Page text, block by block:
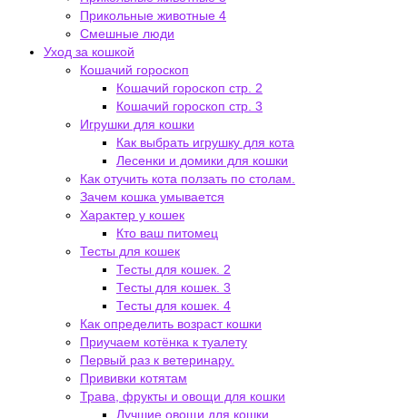
Прикольные животные 4
Смешные люди
Уход за кошкой
Кошачий гороскоп
Кошачий гороскоп стр. 2
Кошачий гороскоп стр. 3
Игрушки для кошки
Как выбрать игрушку для кота
Лесенки и домики для кошки
Как отучить кота ползать по столам.
Зачем кошка умывается
Характер у кошек
Кто ваш питомец
Тесты для кошек
Тесты для кошек. 2
Тесты для кошек. 3
Тесты для кошек. 4
Как определить возраст кошки
Приучаем котёнка к туалету
Первый раз к ветеринару.
Прививки котятам
Трава, фрукты и овощи для кошки
Лучшие овощи для кошки